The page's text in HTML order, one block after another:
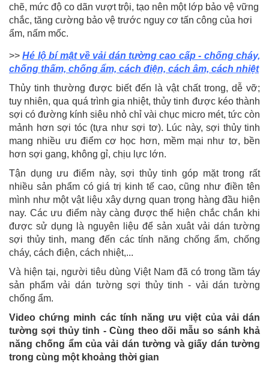
chẽ, mức độ co dãn vượt trội, tạo nên một lớp bảo vệ vững
chắc, tăng cường bảo vệ trước nguy cơ tấn công của hơi
ẩm, nấm mốc.
>>Hé lộ bí mật về vải dán tường cao cấp - chống cháy,
chống thấm, chống ẩm, cách điện, cách âm, cách nhiệt
Thủy tinh thường được biết đến là vật chất trong, dễ vỡ;
tuy nhiên, qua quá trình gia nhiệt, thủy tinh được kéo thành
sợi có đường kính siêu nhỏ chỉ vài chục micro mét, tức còn
mảnh hơn sợi tóc (tựa như sợi tơ). Lúc này, sợi thủy tinh
mang nhiều ưu điểm cơ học hơn, mềm mại như tơ, bền
hơn sợi gang, không gỉ, chịu lực lớn.
Tận dụng ưu điểm này, sợi thủy tinh góp mặt trong rất
nhiều sản phẩm có giá trị kinh tế cao, cũng như điền tên
mình như một vật liệu xây dựng quan trọng hàng đầu hiện
nay. Các ưu điểm này càng được thể hiện chắc chắn khi
được sử dụng là nguyên liệu để sản xuât vải dán tường
sợi thủy tinh, mang đến các tính năng chống ẩm, chống
cháy, cách điện, cách nhiệt,...
Và hiện tại, người tiêu dùng Việt Nam đã có trong tầm táy
sản phẩm vải dán tường sợi thủy tinh - vải dán tường
chống ẩm.
Video chứng minh các tính năng ưu việt của vải dán
tường sợi thủy tinh - Cùng theo dõi mẫu so sánh khả
năng chống ẩm của vải dán tường và giấy dán tường
trong cùng một khoảng thời gian